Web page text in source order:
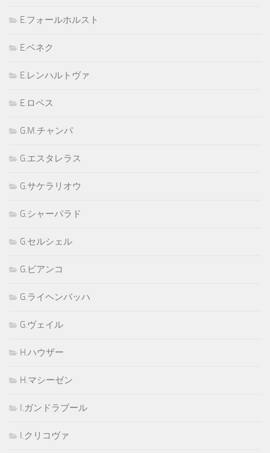
E.フォールホルスト
E.ベネク
E.レンハルトヴァ
E.ロペス
G.M.チャンパ
G.エスタレラス
G.サケラリオウ
G.シャーパラド
G.セルシェル
G.ビアンコ
G.ライヘンバッハ
G.ヴェイル
H.ハウザー
H.マシーゼン
I.ガンドラブール
I.クリコヴァ